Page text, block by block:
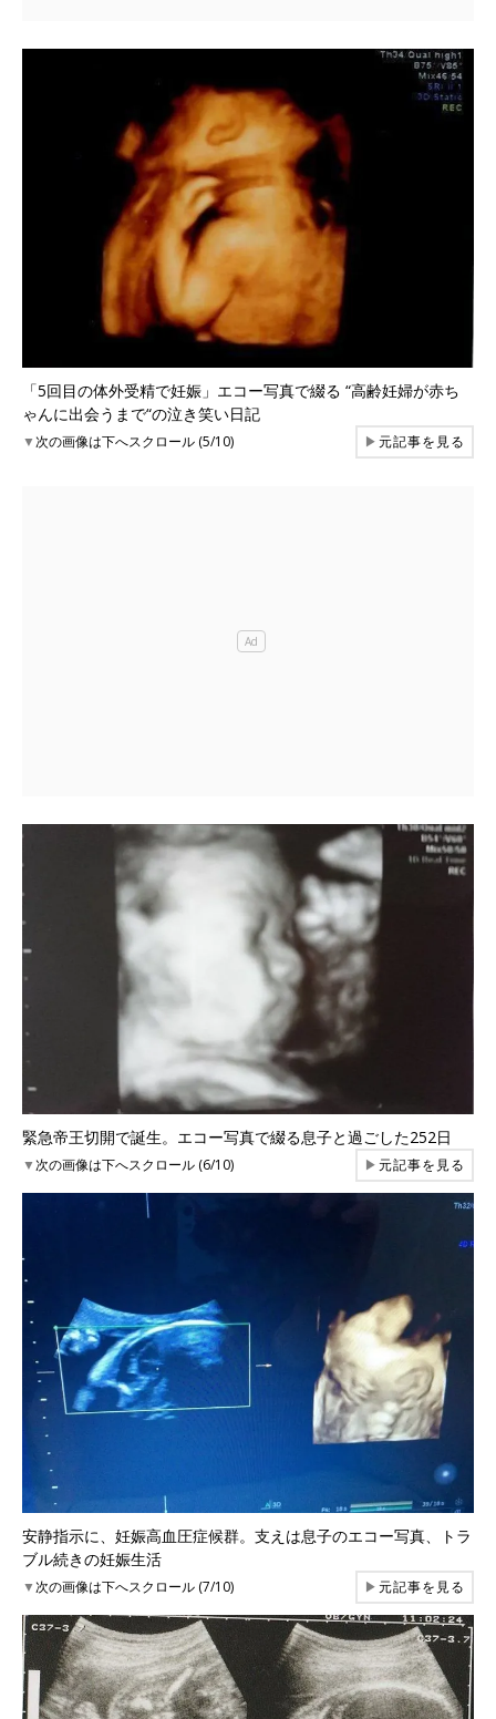
「5回目の体外受精で妊娠」エコー写真で綴る “高齢妊婦が赤ち
ゃんに出会うまで“の泣き笑い日記
▼次の画像は下へスクロール (5/10) ▶元記事を見る
緊急帝王切開で誕生。エコー写真で綴る息子と過ごした252日
▼次の画像は下へスクロール (6/10) ▶元記事を見る
安静指示に、妊娠高血圧症候群。支えは息子のエコー写真、トラ
ブル続きの妊娠生活
▼次の画像は下へスクロール (7/10) ▶元記事を見る